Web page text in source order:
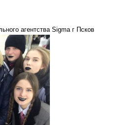
агентства Sigma г Псков